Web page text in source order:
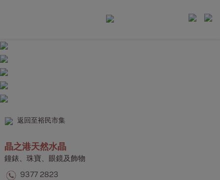
返回至裕民市集
晶之港天然水晶
鐘錶、珠寶、眼鏡及飾物​​
9377 2823